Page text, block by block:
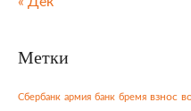
Метки
Сбербанк армия банк бремя взнос